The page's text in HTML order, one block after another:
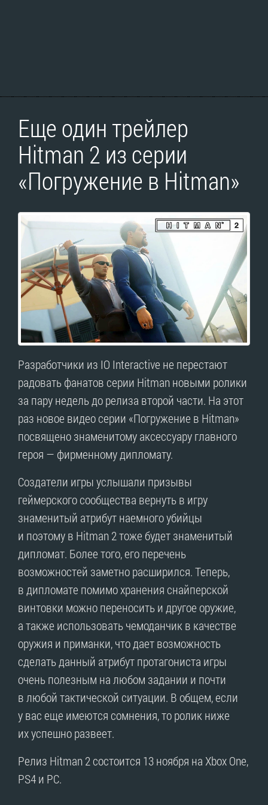
Еще один трейлер
Hitman 2 из серии
«Погружение в Hitman»
Разработчики из IO Interactive не перестают
радовать фанатов серии Hitman новыми ролики
за пару недель до релиза второй части. На этот
раз новое видео серии «Погружение в Hitman»
посвящено знаменитому аксессуару главного
героя — фирменному дипломату.
Создатели игры услышали призывы
геймерского сообщества вернуть в игру
знаменитый атрибут наемного убийцы
и поэтому в Hitman 2 тоже будет знаменитый
дипломат. Более того, его перечень
возможностей заметно расширился. Теперь,
в дипломате помимо хранения снайперской
винтовки можно переносить и другое оружие,
а также использовать чемоданчик в качестве
оружия и приманки, что дает возможность
сделать данный атрибут протагониста игры
очень полезным на любом задании и почти
в любой тактической ситуации. В общем, если
у вас еще имеются сомнения, то ролик ниже
их успешно развеет.
Релиз Hitman 2 состоится 13 ноября на Xbox One,
PS4 и PC.